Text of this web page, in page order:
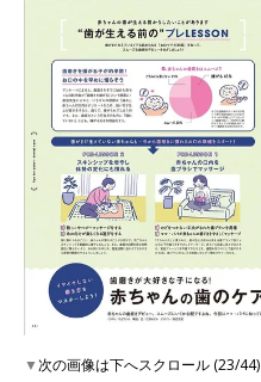
▼次の画像は下へスクロール (23/44)